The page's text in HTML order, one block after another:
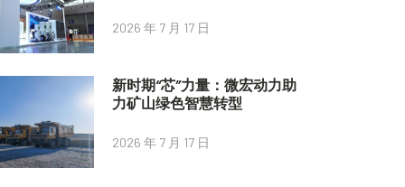
2026 年 7 月 17 日
新时期“芯”力量：微宏动力助
力矿山绿色智慧转型
2026 年 7 月 17 日